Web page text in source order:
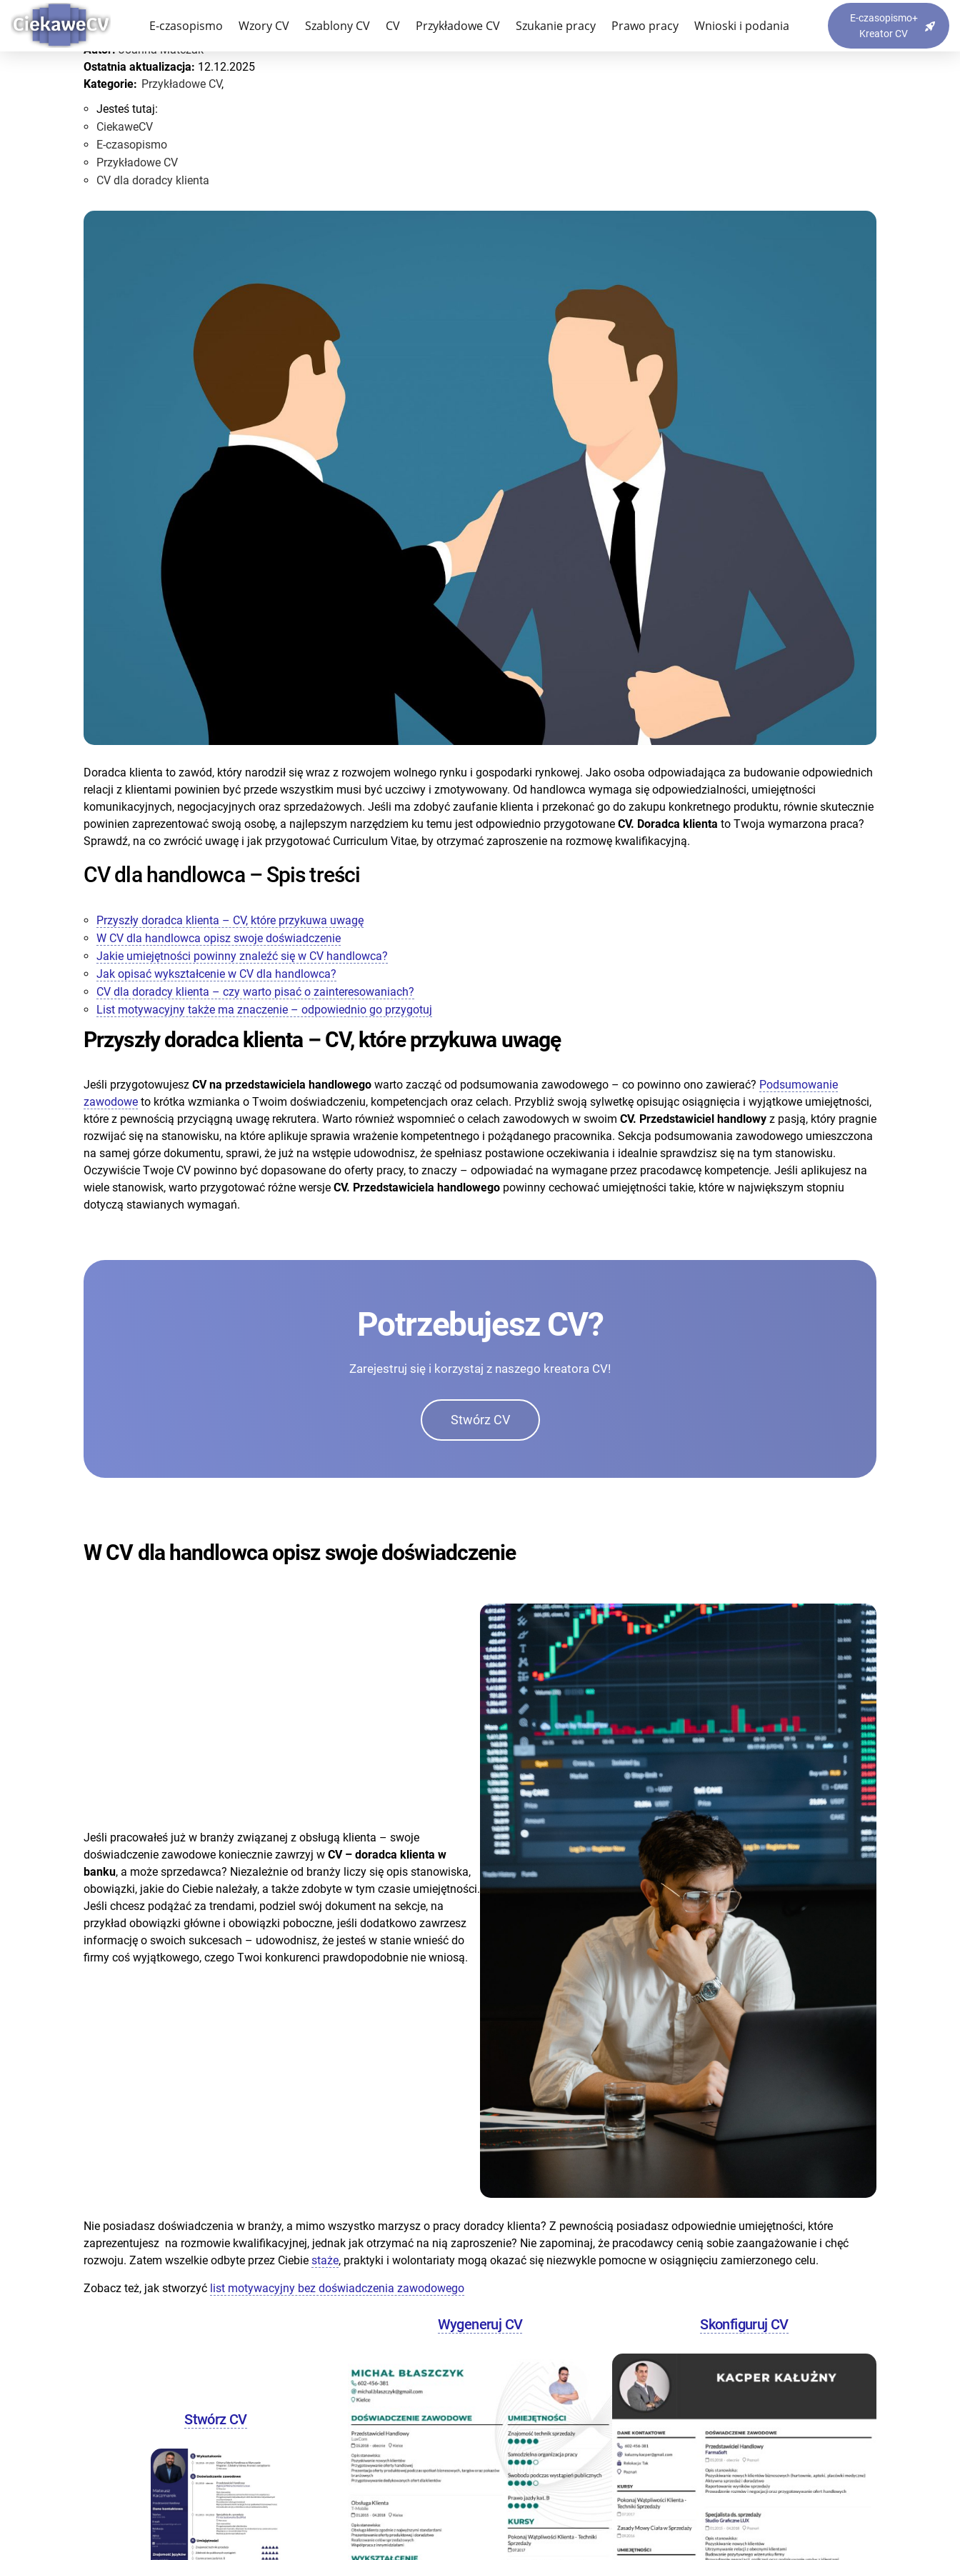
E-czasopismo Wzory CV Szablony CV CV Przykładowe CV Szukanie pracy Prawo pracy Wnioski i podania
E-czasopismo+
Kreator CV
CV dla doradcy klienta
Autor: Joanna Matczak
Ostatnia aktualizacja: 12.12.2025
Kategorie: Przykładowe CV,
Jesteś tutaj:
CiekaweCV
E-czasopismo
Przykładowe CV
CV dla doradcy klienta
Doradca klienta to zawód, który narodził się wraz z rozwojem wolnego rynku i gospodarki rynkowej. Jako osoba odpowiadająca za budowanie odpowiednich
relacji z klientami powinien być przede wszystkim musi być uczciwy i zmotywowany. Od handlowca wymaga się odpowiedzialności, umiejętności
komunikacyjnych, negocjacyjnych oraz sprzedażowych. Jeśli ma zdobyć zaufanie klienta i przekonać go do zakupu konkretnego produktu, równie skutecznie
powinien zaprezentować swoją osobę, a najlepszym narzędziem ku temu jest odpowiednio przygotowane CV. Doradca klienta to Twoja wymarzona praca?
Sprawdź, na co zwrócić uwagę i jak przygotować Curriculum Vitae, by otrzymać zaproszenie na rozmowę kwalifikacyjną.
CV dla handlowca – Spis treści
Przyszły doradca klienta – CV, które przykuwa uwagę
W CV dla handlowca opisz swoje doświadczenie
Jakie umiejętności powinny znaleźć się w CV handlowca?
Jak opisać wykształcenie w CV dla handlowca?
CV dla doradcy klienta – czy warto pisać o zainteresowaniach?
List motywacyjny także ma znaczenie – odpowiednio go przygotuj
Przyszły doradca klienta – CV, które przykuwa uwagę
Jeśli przygotowujesz CV na przedstawiciela handlowego warto zacząć od podsumowania zawodowego – co powinno ono zawierać? Podsumowanie
zawodowe to krótka wzmianka o Twoim doświadczeniu, kompetencjach oraz celach. Przybliż swoją sylwetkę opisując osiągnięcia i wyjątkowe umiejętności,
które z pewnością przyciągną uwagę rekrutera. Warto również wspomnieć o celach zawodowych w swoim CV. Przedstawiciel handlowy z pasją, który pragnie
rozwijać się na stanowisku, na które aplikuje sprawia wrażenie kompetentnego i pożądanego pracownika. Sekcja podsumowania zawodowego umieszczona
na samej górze dokumentu, sprawi, że już na wstępie udowodnisz, że spełniasz postawione oczekiwania i idealnie sprawdzisz się na tym stanowisku.
Oczywiście Twoje CV powinno być dopasowane do oferty pracy, to znaczy – odpowiadać na wymagane przez pracodawcę kompetencje. Jeśli aplikujesz na
wiele stanowisk, warto przygotować różne wersje CV. Przedstawiciela handlowego powinny cechować umiejętności takie, które w największym stopniu
dotyczą stawianych wymagań.
Potrzebujesz CV?
Zarejestruj się i korzystaj z naszego kreatora CV!
Stwórz CV
W CV dla handlowca opisz swoje doświadczenie
Jeśli pracowałeś już w branży związanej z obsługą klienta – swoje
doświadczenie zawodowe koniecznie zawrzyj w CV – doradca klienta w
banku, a może sprzedawca? Niezależnie od branży liczy się opis stanowiska,
obowiązki, jakie do Ciebie należały, a także zdobyte w tym czasie umiejętności.
Jeśli chcesz podążać za trendami, podziel swój dokument na sekcje, na
przykład obowiązki główne i obowiązki poboczne, jeśli dodatkowo zawrzesz
informację o swoich sukcesach – udowodnisz, że jesteś w stanie wnieść do
firmy coś wyjątkowego, czego Twoi konkurenci prawdopodobnie nie wniosą.
Nie posiadasz doświadczenia w branży, a mimo wszystko marzysz o pracy doradcy klienta? Z pewnością posiadasz odpowiednie umiejętności, które
zaprezentujesz na rozmowie kwalifikacyjnej, jednak jak otrzymać na nią zaproszenie? Nie zapominaj, że pracodawcy cenią sobie zaangażowanie i chęć
rozwoju. Zatem wszelkie odbyte przez Ciebie staże, praktyki i wolontariaty mogą okazać się niezwykle pomocne w osiągnięciu zamierzonego celu.
Zobacz też, jak stworzyć list motywacyjny bez doświadczenia zawodowego
Stwórz CV
Wygeneruj CV Skonfiguruj CV